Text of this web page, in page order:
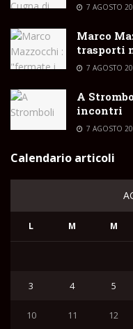
7 AGOSTO
Marco
trasporti
7 AGOSTO
A
incontri
7 AGOSTO
Calendario articoli
L M M
3 4 5
10 11 12